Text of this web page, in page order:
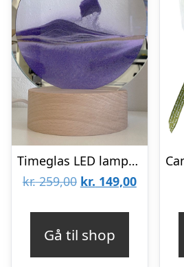
Timeglas LED lampe med sand – Rød
kr.259,00 Den
kr. 149,00Den
Gå til shop